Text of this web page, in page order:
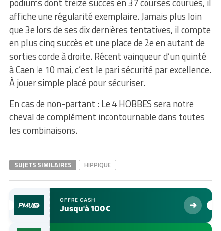
podiums dont treize succès en 37 courses courues, il
affiche une régularité exemplaire. Jamais plus loin
que 3e lors de ses dix dernières tentatives, il compte
en plus cinq succès et une place de 2e en autant de
sorties corde à droite. Récent vainqueur d’un quinté
à Caen le 10 mai, c’est le pari sécurité par excellence.
À jouer simple placé pour sécuriser.
En cas de non-partant : Le 4 HOBBES sera notre
cheval de complément incontournable dans toutes
les combinaisons.
SUJETS SIMILAIRES HIPPIQUE
OFFRE CASH
Jusqu'à 100€ ➜